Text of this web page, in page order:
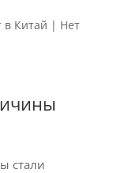
в Китай | Нет
стали